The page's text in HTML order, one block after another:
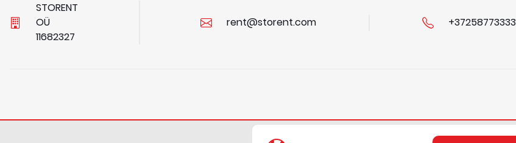
STORENT
OÜ
11682327
rent@storent.com +37258773333